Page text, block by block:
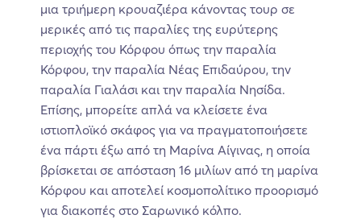
μια τριήμερη κρουαζιέρα κάνοντας τουρ σε
μερικές από τις παραλίες της ευρύτερης
περιοχής του Κόρφου όπως την παραλία
Κόρφου, την παραλία Νέας Επιδαύρου, την
παραλία Γιαλάσι και την παραλία Νησίδα.
Επίσης, μπορείτε απλά να κλείσετε ένα
ιστιοπλοϊκό σκάφος για να πραγματοποιήσετε
ένα πάρτι έξω από τη Μαρίνα Αίγινας, η οποία
βρίσκεται σε απόσταση 16 μιλίων από τη μαρίνα
Κόρφου και αποτελεί κοσμοπολίτικο προορισμό
για διακοπές στο Σαρωνικό κόλπο.